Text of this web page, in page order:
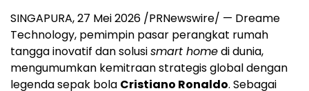
SINGAPURA, 27 Mei 2026 /PRNewswire/ — Dreame
Technology, pemimpin pasar perangkat rumah
tangga inovatif dan solusismart homedi dunia,
mengumumkan kemitraan strategis global dengan
legenda sepak bola Cristiano Ronaldo. Sebagai